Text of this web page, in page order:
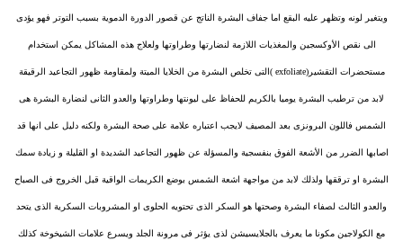
ويتغير لونه وتظهر عليه البقع اما جفاف البشرة الناتج عن قصور الدورة الدموية بسبب التوتر فهو يؤدى
الى نقص الأوكسجين والمغذيات اللازمة لنضارتها وطراوتها ولعلاج هذه المشاكل يمكن استخدام
مستحضرات التقشير(exfoliate )التى تخلص البشرة من الخلايا الميتة ولمقاومة ظهور التجاعيد الرقيقة
لابد من ترطيب البشرة يوميا بالكريم للحفاظ على ليونتها وطراوتها والعدو الثانى لنضارة البشرة هى
الشمس فاللون البرونزى بعد المصيف لايجب اعتباره علامة على صحة البشرة ولكنه دليل على انها قد
اصابها الضرر من الأشعة الفوق بنفسجية والمسؤلة عن ظهور التجاعيد الشديدة او القليلة و زيادة سمك
البشرة او ترققها ولذلك لابد من مواجهة اشعة الشمس بوضع الكريمات الواقية قبل الخروج فى الصباح
والعدو الثالث لصفاء البشرة وصحتها هو السكر الذى تحتويه الحلوى او المشروبات السكرية الذى يتحد
مع الكولاجين مكونا ما يعرف بالجلايسيشن لذى يؤثر فى مرونة الجلد ويسرع علامات الشيخوخة كذلك